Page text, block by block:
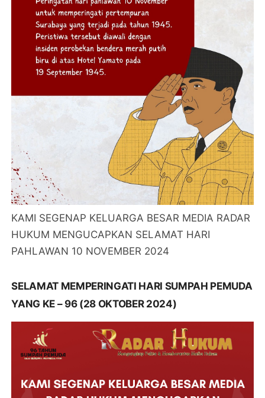
KAMI SEGENAP KELUARGA BESAR MEDIA RADAR
HUKUM MENGUCAPKAN SELAMAT HARI
PAHLAWAN 10 NOVEMBER 2024
SELAMAT MEMPERINGATI HARI SUMPAH PEMUDA
YANG KE – 96 (28 OKTOBER 2024)